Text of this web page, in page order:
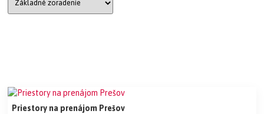
Priestory na prenájom Prešov